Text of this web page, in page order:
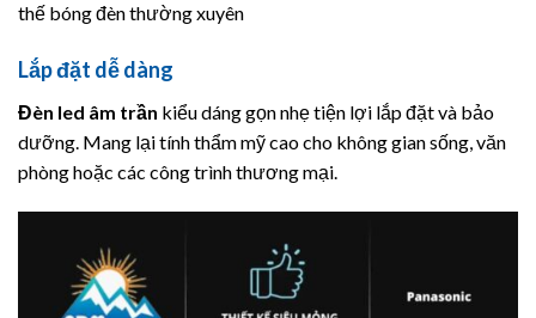
thế bóng đèn thường xuyên
Lắp đặt dễ dàng
Đèn led âm trần kiểu dáng gọn nhẹ tiện lợi lắp đặt và bảo
dưỡng. Mang lại tính thẩm mỹ cao cho không gian sống, văn
phòng hoặc các công trình thương mại.